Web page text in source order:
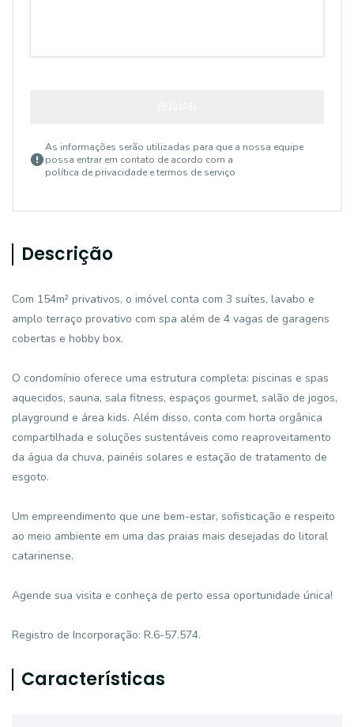
As informações serão utilizadas para que a nossa equipe
possa entrar em contato de acordo com a
política de privacidade e termos de serviço
Descrição
Com 154m² privativos, o imóvel conta com 3 suítes, lavabo e
amplo terraço provativo com spa além de 4 vagas de garagens
cobertas e hobby box.
O condomínio oferece uma estrutura completa: piscinas e spas
aquecidos, sauna, sala fitness, espaços gourmet, salão de jogos,
playground e área kids. Além disso, conta com horta orgânica
compartilhada e soluções sustentáveis como reaproveitamento
da água da chuva, painéis solares e estação de tratamento de
esgoto.
Um empreendimento que une bem-estar, sofisticação e respeito
ao meio ambiente em uma das praias mais desejadas do litoral
catarinense.
Agende sua visita e conheça de perto essa oportunidade única!
Registro de Incorporação: R.6-57.574.
Características